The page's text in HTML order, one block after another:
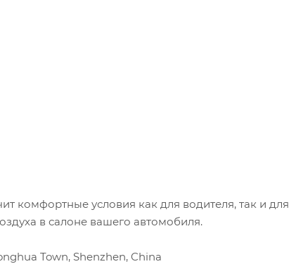
комфортные условия как для водителя, так и для
в салоне вашего автомобиля.
Town, Shenzhen, China